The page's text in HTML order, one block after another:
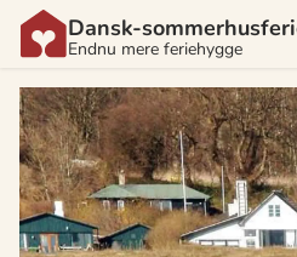
Dansk-
Endnu mere feriehygge